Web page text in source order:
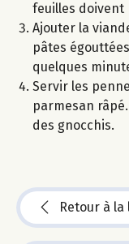
feuilles doivent
Ajouter la
pâtes
quelques
Servir les
parmesan
des gnocchis.
Retour à la